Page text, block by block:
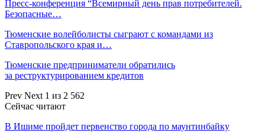
Пресс-конференция “Всемирный день прав потребителей.
Безопасные…
Тюменские волейболисты сыграют с командами из
Ставропольского края и…
Тюменские предприниматели обратились
за реструктурированием кредитов
Prev Next 1 из 2 562
Сейчас читают
В Ишиме пройдет первенство города по маунтинбайку